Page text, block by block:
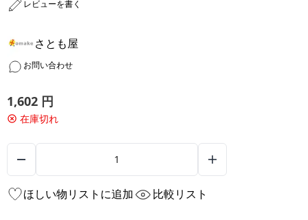
レビューを書く
さとも屋
お問い合わせ
1,602 円
在庫切れ
ほしい物リストに追加 比較リスト